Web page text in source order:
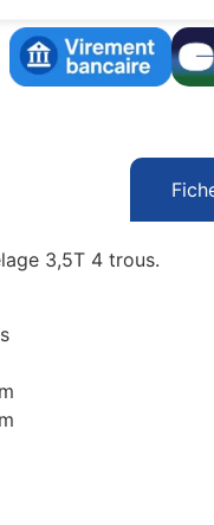
3,5T 4 trous.